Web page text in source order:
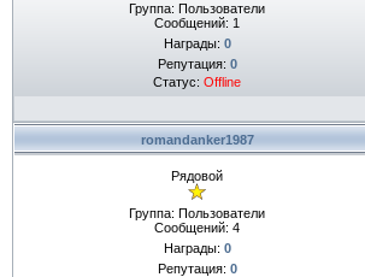
Группа: Пользователи
Сообщений: 1
Награды: 0
Репутация: 0
Статус: Offline
romandanker1987
Рядовой
Группа: Пользователи
Сообщений: 4
Награды: 0
Репутация: 0